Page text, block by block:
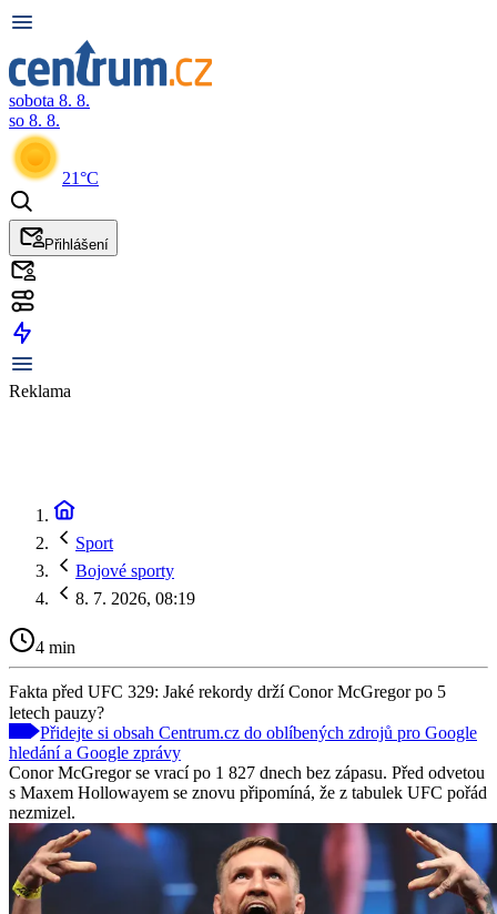
sobota 8. 8.
so 8. 8.
21°C
Přihlášení
Reklama
Sport
Bojové sporty
8. 7. 2026, 08:19
4 min
Fakta před UFC 329: Jaké rekordy drží Conor McGregor po 5
letech pauzy?
Přidejte si obsah Centrum.cz do oblíbených zdrojů pro Google
hledání a Google zprávy
Conor McGregor se vrací po 1 827 dnech bez zápasu. Před odvetou
s Maxem Hollowayem se znovu připomíná, že z tabulek UFC pořád
nezmizel.